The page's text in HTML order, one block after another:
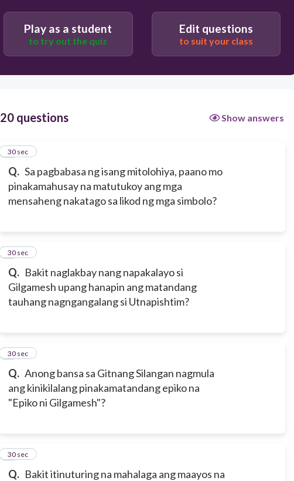
Sa pamamagitan ng masusing pagsusuri sa
kinakatawan ng tauhan at ng kaniyang mga desisyon
Sa pamamagitan ng pag-alam sa buong pangalan at
kwento.
Play as a student
to try out the quiz
Edit questions
to suit your class
20 questions Show answers
Q. Sa pagbabasa ng isang mitolohiya, paano mo
pinakamahusay na matutukoy ang mga
mensaheng nakatago sa likod ng mga simbolo?
1
30 sec
Q. Bakit naglakbay nang napakalayo si
Gilgamesh upang hanapin ang matandang
tauhang nagngangalang si Utnapishtim?
2
30 sec
Q. Anong bansa sa Gitnang Silangan nagmula
ang kinikilalang pinakamatandang epiko na
"Epiko ni Gilgamesh"?
3
30 sec
Q. Bakit itinuturing na mahalaga ang maayos na
4
30 sec